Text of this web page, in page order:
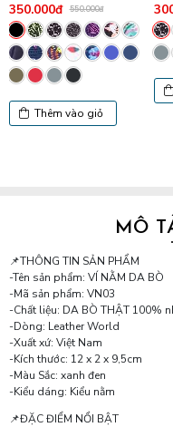
350.000đ 550.000đ
Thêm vào giỏ
MÔ
📌THÔNG TIN SẢN PHẨM
-Tên sản phẩm: VÍ NẰM DA BÒ
-Mã sản phẩm: VN03
-Chất liệu: DA BÒ THẬT 100%
-Dòng: Leather World
-Xuất xứ: Việt Nam
-Kích thước: 12 x 2 x 9,5cm
-Màu Sắc: xanh đen
-Kiểu dáng: Kiểu nằm
📌ĐẶC ĐIỂM NỔI BẬT